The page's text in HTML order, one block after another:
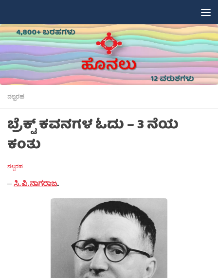
ನಲ್ಬರಹ
ಬ್ರೆಕ್ಟ್ ಕವನಗಳ ಓದು – 3 ನೆಯ
ಕಂತು
ನಲ್ಬರಹ
–ಸಿ.ಪಿ.ನಾಗರಾಜ.